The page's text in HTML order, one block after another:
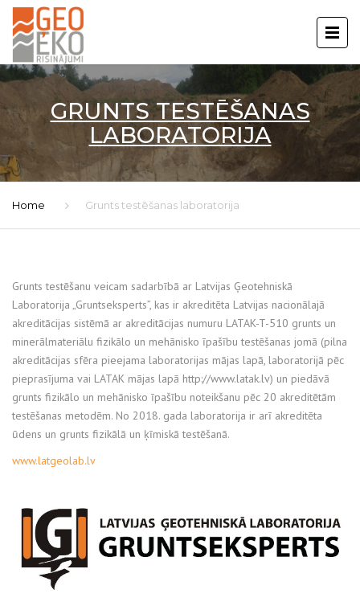
GRUNTS TESTĒŠANAS
LABORATORIJA
Home Grunts testēšanas laboratorija
Grunts testēšanu veicam sadarbībā ar Latvijas Ģeotehniskā
Laboratorija „Gruntseksperts”, kas ir akreditēta Latvijas nacionālajā
akreditācijas sistēmā ar akreditācijas numuru LATAK-T-510 grunts un
minerālmateriālu fizikālo un mehānisko īpašību testēšanas jomā (pilna
akreditācijas sfēra pieejama laboratorijas mājas lapā, laboratorijā pēc
pieprasījuma vai LATAK mājas lapā http://www.latak.lv) un piedāvā
grunts fizikālo un mehānisko īpašību noteikšanu pēc 20 akreditētām
testēšanas metodēm. No 2018. gada laboratorija ir arī akreditēta
ūdens un grunts fizikālā un ķīmiskā testēšanā.
www.latgeolab.lv